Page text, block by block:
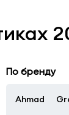
По бренду
Ahmad